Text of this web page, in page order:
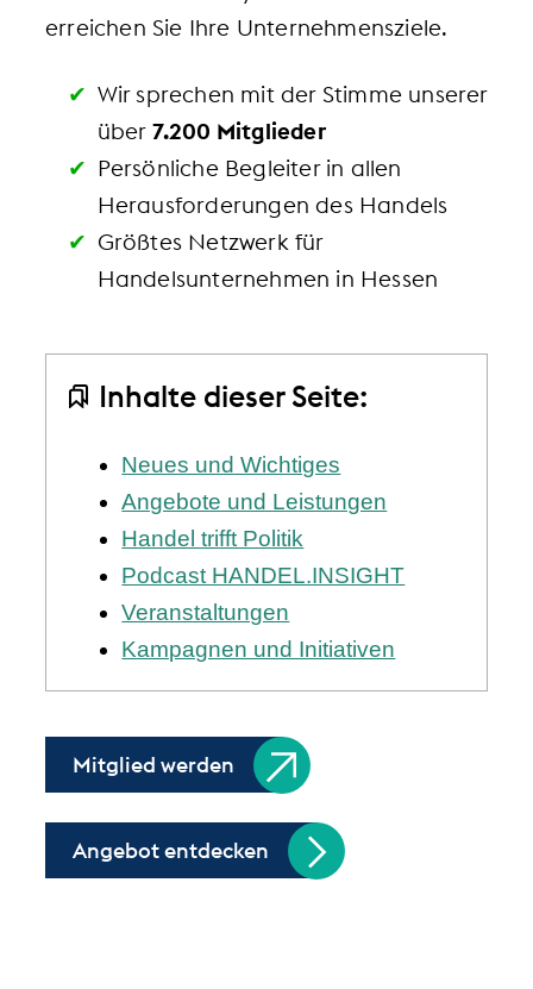
erreichen Sie Ihre Unternehmensziele.
Wir sprechen mit der Stimme unserer
über 7.200 Mitglieder
Persönliche Begleiter in allen
Herausforderungen des Handels
Größtes Netzwerk für
Handelsunternehmen in Hessen
Inhalte dieser Seite:
Neues und Wichtiges
Angebote und Leistungen
Handel trifft Politik
Podcast HANDEL.INSIGHT
Veranstaltungen
Kampagnen und Initiativen
Mitglied werden
Angebot entdecken